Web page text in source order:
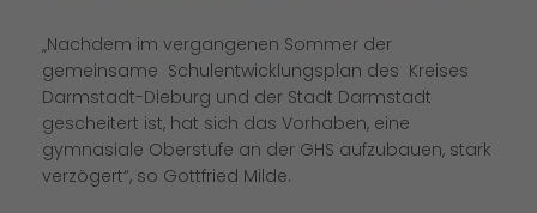
Nachdem im vergangenen Sommer der
gemeinsame Schulentwicklungsplan des Kreises
Darmstadt-Dieburg und der Stadt Darmstadt
gescheitert ist, hat sich das Vorhaben, eine
gymnasiale Oberstufe an der GHS aufzubauen, stark
verzögert“, so Gottfried Milde.